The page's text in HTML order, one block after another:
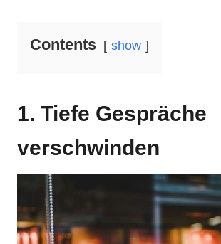
Contents show
1. Tiefe Gespräche
verschwinden